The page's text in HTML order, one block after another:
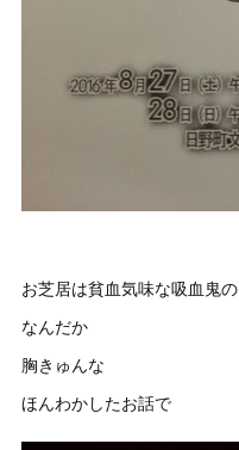
お芝居は貧血気味な吸血鬼の
なんだか
胸きゅんな
ほんわかしたお話で